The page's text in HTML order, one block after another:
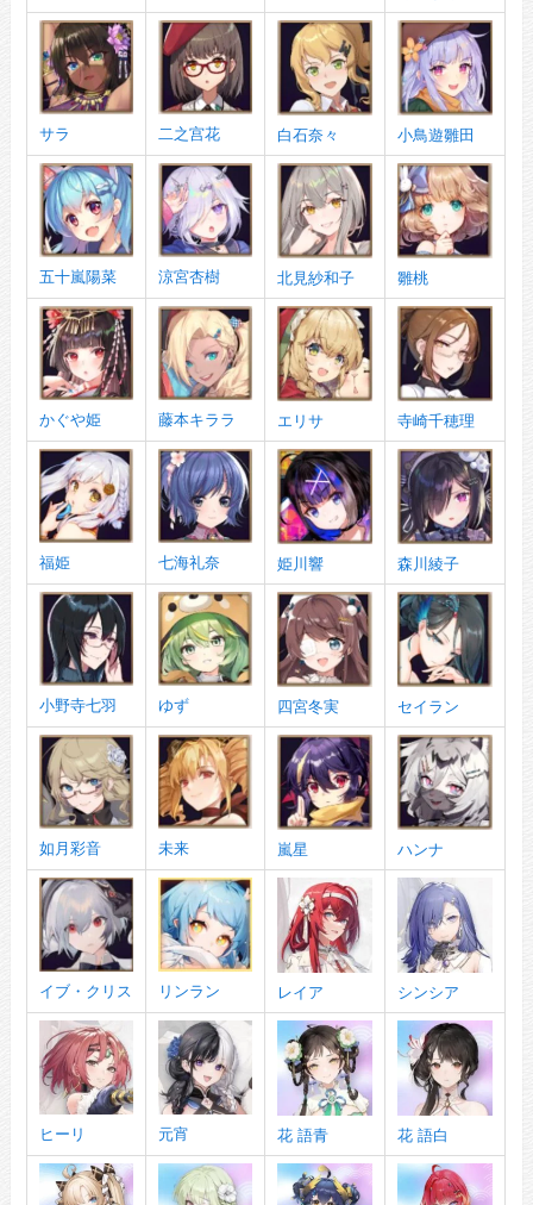
サラ 二之宫花 白石奈々 小鳥遊雛田
五十嵐陽菜 涼宮杏樹 北見紗和子 雛桃
かぐや姫 藤本キララ エリサ 寺崎千穂理
福姫 七海礼奈 姫川響 森川綾子
小野寺七羽 ゆず 四宮冬実 セイラン
如月彩音 未来 嵐星 ハンナ
イブ・クリス リンラン レイア シンシア
ヒーリ 元宵 花 語青 花 語白